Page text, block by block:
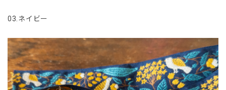
03.ネイビー